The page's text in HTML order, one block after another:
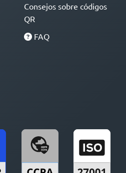
Consejos sobre códigos
QR
FAQ